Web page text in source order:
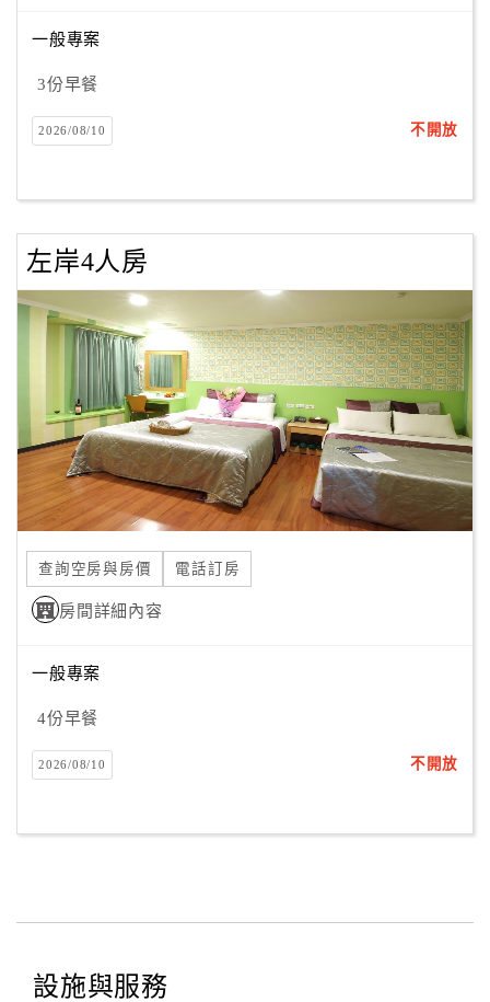
訂
房
Q&A
旅
卡
訂
房
款
收
合
作
提
案
店
作
作
一般專案
3份早餐
2026/08/10 不開放
左岸4人房
查詢空房與房價 電話訂房
房間詳細內容
一般專案
4份早餐
2026/08/10 不開放
設施與服務